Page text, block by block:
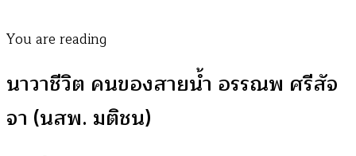
You are reading
นาวาชีวิต คนของสายน้ำ อรรณพ ศรีสัจ
จา (นสพ. มติชน)